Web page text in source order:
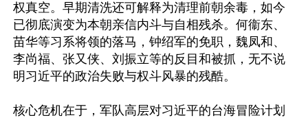
权真空。早期清洗还可解释为清理前朝余毒，如今
已彻底演变为本朝亲信内斗与自相残杀。何衞东、
苗华等习系将领的落马，钟绍军的免职，魏凤和、
李尚福、张又侠、刘振立等的反目和被抓，无不说
明习近平的政治失败与权斗风暴的残酷。
核心危机在于，军队高层对习近平的台海冒险计划